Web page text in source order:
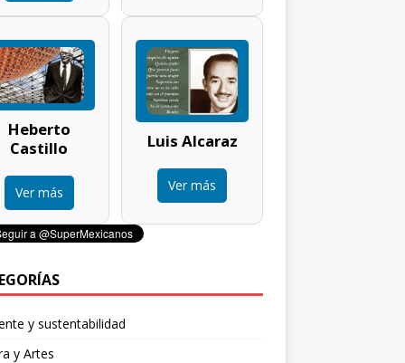
Heberto
Castillo
Ver más
Luis Alcaraz
Ver más
y sustentabilidad
y Artes